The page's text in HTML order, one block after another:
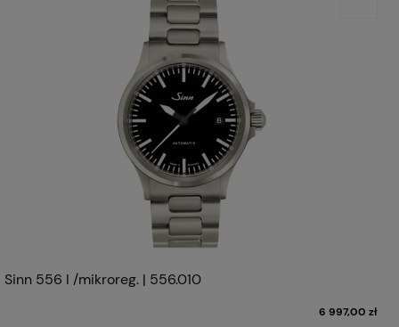
Sinn 556 I /mikroreg. | 556.010
6 997,00 zł